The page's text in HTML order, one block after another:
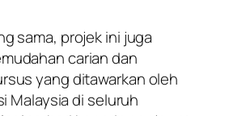
sama, projek ini juga
carian dan
yang ditawarkan oleh
Malaysia di seluruh